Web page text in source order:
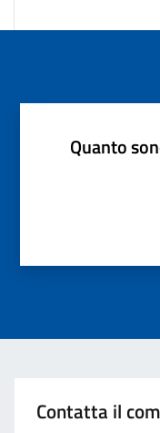
Quanto
Contatta il